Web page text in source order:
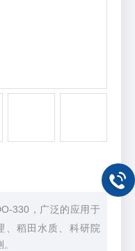
330，⼴泛的应⽤于
、稻⽥⽔质、科研院